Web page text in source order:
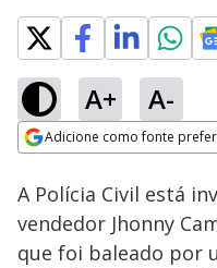
A+ A-
Adicione como fonte
Ativar
Loaded
26.14%
A Polícia Civil está
vendedor Jhonny
que foi baleado por